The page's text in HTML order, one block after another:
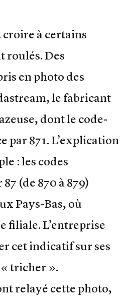
croire à certains
roulés. Des
en photo des
le fabricant
dont le code-
par 871. L’explication
: les codes
(de 870 à 879)
Pays-Bas, où
filiale. L’entreprise
cet indicatif sur ses
« tricher ».
relayé cette photo,